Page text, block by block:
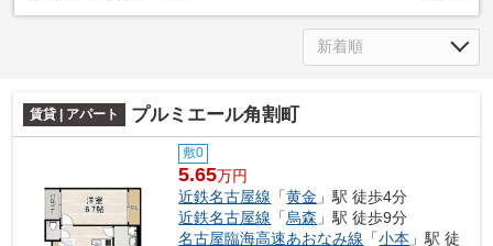
賃貸 | アパート プルミエール角割町
敷0
5.65万円
近鉄名古屋線 「黄金 」駅 徒歩4分
近鉄名古屋線 「烏森 」駅 徒歩9分
名古屋臨海高速あおなみ線 「小本 」駅 徒